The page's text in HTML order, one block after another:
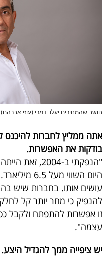
חושב שהמחירים יעלו. דמרי (עוזי אברהם)
אתה ממליץ לחברות להיכנס
בודקות את האפשרות.
היום השווי
עושים אותו. בחברות שיש
להנפיק כי מחר יותר קל
זו אפשרות להתפתח ולקבל
עצמה".
יש ציפייה ממך להגדיל